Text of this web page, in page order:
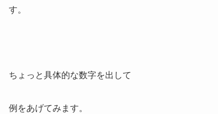
す。
ちょっと具体的な数字を出して
例をあげてみます。